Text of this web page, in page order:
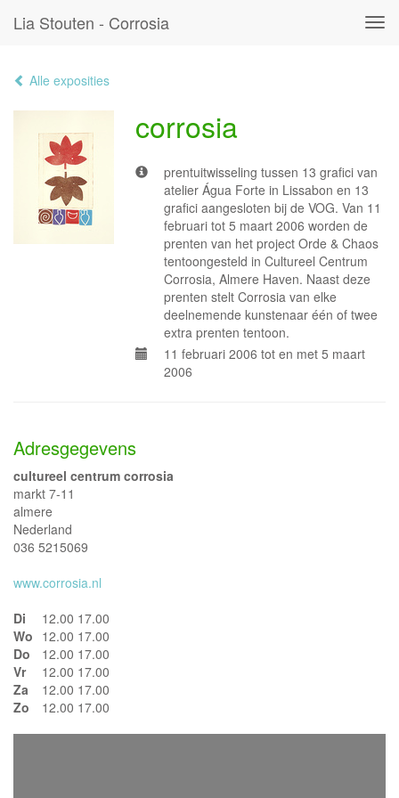
Lia Stouten - Corrosia
Alle exposities
corrosia
prentuitwisseling tussen 13 grafici van
atelier Água Forte in Lissabon en 13
grafici aangesloten bij de VOG. Van 11
februari tot 5 maart 2006 worden de
prenten van het project Orde & Chaos
tentoongesteld in Cultureel Centrum
Corrosia, Almere Haven. Naast deze
prenten stelt Corrosia van elke
deelnemende kunstenaar één of twee
extra prenten tentoon.
11 februari 2006 tot en met 5 maart
2006
Adresgegevens
cultureel centrum corrosia
markt 7-11
almere
Nederland
036 5215069
www.corrosia.nl
Di
12.00 17.00
Wo 12.00 17.00
Do
12.00 17.00
Vr
12.00 17.00
Za
12.00 17.00
Zo
12.00 17.00